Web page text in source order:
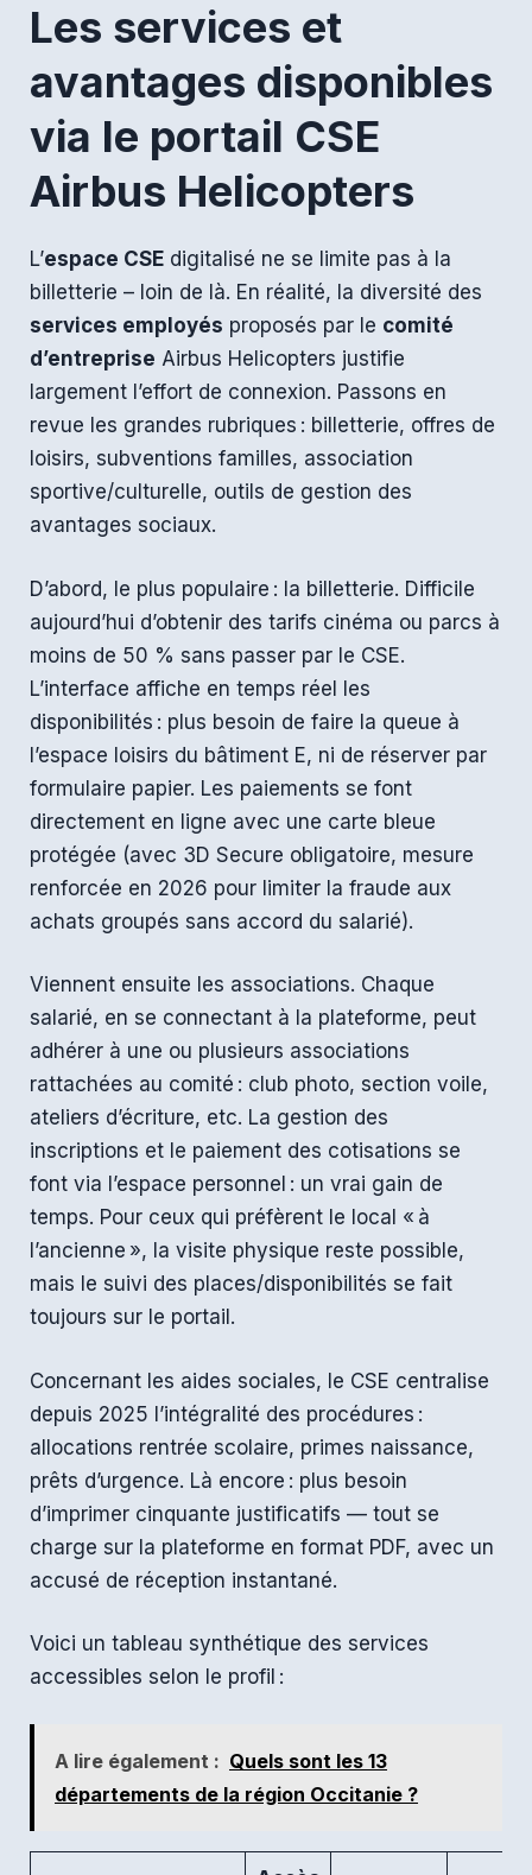
Les services et
avantages disponibles
via le portail CSE
Airbus Helicopters
L’espace CSE digitalisé ne se limite pas à la
billetterie – loin de là. En réalité, la diversité des
services employés proposés par le comité
d’entreprise Airbus Helicopters justifie
largement l’effort de connexion. Passons en
revue les grandes rubriques : billetterie, offres de
loisirs, subventions familles, association
sportive/culturelle, outils de gestion des
avantages sociaux.
D’abord, le plus populaire : la billetterie. Difficile
aujourd’hui d’obtenir des tarifs cinéma ou parcs à
moins de 50 % sans passer par le CSE.
L’interface affiche en temps réel les
disponibilités : plus besoin de faire la queue à
l’espace loisirs du bâtiment E, ni de réserver par
formulaire papier. Les paiements se font
directement en ligne avec une carte bleue
protégée (avec 3D Secure obligatoire, mesure
renforcée en 2026 pour limiter la fraude aux
achats groupés sans accord du salarié).
Viennent ensuite les associations. Chaque
salarié, en se connectant à la plateforme, peut
adhérer à une ou plusieurs associations
rattachées au comité : club photo, section voile,
ateliers d’écriture, etc. La gestion des
inscriptions et le paiement des cotisations se
font via l’espace personnel : un vrai gain de
temps. Pour ceux qui préfèrent le local « à
l’ancienne », la visite physique reste possible,
mais le suivi des places/disponibilités se fait
toujours sur le portail.
Concernant les aides sociales, le CSE centralise
depuis 2025 l’intégralité des procédures :
allocations rentrée scolaire, primes naissance,
prêts d’urgence. Là encore : plus besoin
d’imprimer cinquante justificatifs — tout se
charge sur la plateforme en format PDF, avec un
accusé de réception instantané.
Voici un tableau synthétique des services
accessibles selon le profil :
A lire également : Quels sont les 13
départements de la région Occitanie ?